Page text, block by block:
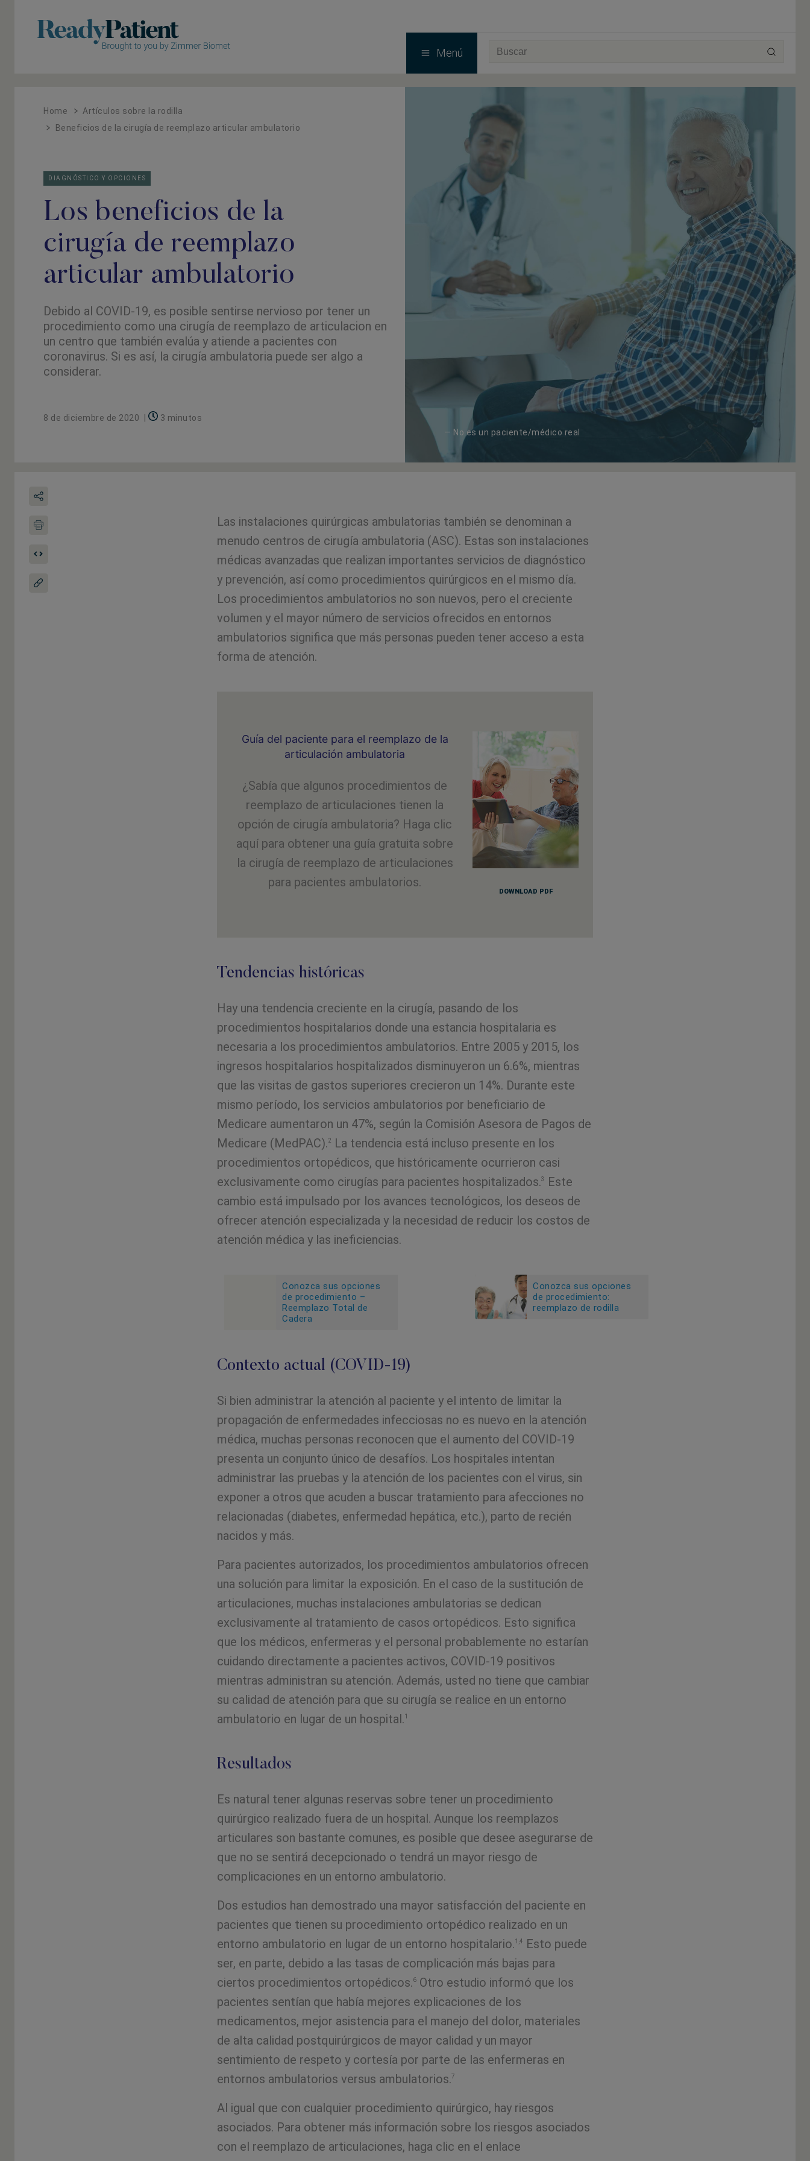
Un
Un
Menú
— No es un paciente/médico real
Home
Artículos sobre la rodilla
Beneficios de la cirugía de reemplazo articular ambulatorio
DIAGNÓSTICO Y OPCIONES
Los beneficios de la
cirugía de reemplazo
articular ambulatorio
Debido al COVID-19, es posible sentirse nervioso por tener un
procedimiento como una cirugía de reemplazo de articulacion en
un centro que también evalúa y atiende a pacientes con
coronavirus. Si es así, la cirugía ambulatoria puede ser algo a
considerar.
8 de diciembre de 2020 3 minutos
Las instalaciones quirúrgicas ambulatorias también se denominan a
menudo centros de cirugía ambulatoria (ASC). Estas son instalaciones
médicas avanzadas que realizan importantes servicios de diagnóstico
y prevención, así como procedimientos quirúrgicos en el mismo día.
Los procedimientos ambulatorios no son nuevos, pero el creciente
volumen y el mayor número de servicios ofrecidos en entornos
ambulatorios significa que más personas pueden tener acceso a esta
forma de atención.
Guía del paciente para el reemplazo de la
articulación ambulatoria
¿Sabía que algunos procedimientos de
reemplazo de articulaciones tienen la
opción de cirugía ambulatoria? Haga clic
aquí para obtener una guía gratuita sobre
la cirugía de reemplazo de articulaciones
para pacientes ambulatorios.
DOWNLOAD PDF
Tendencias históricas
Hay una tendencia creciente en la cirugía, pasando de los
procedimientos hospitalarios donde una estancia hospitalaria es
necesaria a los procedimientos ambulatorios. Entre 2005 y 2015, los
ingresos hospitalarios hospitalizados disminuyeron un 6.6%, mientras
que las visitas de gastos superiores crecieron un 14%. Durante este
mismo período, los servicios ambulatorios por beneficiario de
Medicare aumentaron un 47%, según la Comisión Asesora de Pagos de
Medicare (MedPAC).2
La tendencia está incluso presente en los
procedimientos ortopédicos, que históricamente ocurrieron casi
exclusivamente como cirugías para pacientes hospitalizados.3
Este
cambio está impulsado por los avances tecnológicos, los deseos de
ofrecer atención especializada y la necesidad de reducir los costos de
atención médica y las ineficiencias.
Conozca sus opciones
de procedimiento –
Reemplazo Total de
Cadera
Conozca sus opciones
de procedimiento:
reemplazo de rodilla
Contexto actual (COVID-19)
Si bien administrar la atención al paciente y el intento de limitar la
propagación de enfermedades infecciosas no es nuevo en la atención
médica, muchas personas reconocen que el aumento del COVID-19
presenta un conjunto único de desafíos. Los hospitales intentan
administrar las pruebas y la atención de los pacientes con el virus, sin
exponer a otros que acuden a buscar tratamiento para afecciones no
relacionadas (diabetes, enfermedad hepática, etc.), parto de recién
nacidos y más.
Para pacientes autorizados, los procedimientos ambulatorios ofrecen
una solución para limitar la exposición. En el caso de la sustitución de
articulaciones, muchas instalaciones ambulatorias se dedican
exclusivamente al tratamiento de casos ortopédicos. Esto significa
que los médicos, enfermeras y el personal probablemente no estarían
cuidando directamente a pacientes activos, COVID-19 positivos
mientras administran su atención. Además, usted no tiene que cambiar
su calidad de atención para que su cirugía se realice en un entorno
ambulatorio en lugar de un hospital.1
Resultados
Es natural tener algunas reservas sobre tener un procedimiento
quirúrgico realizado fuera de un hospital. Aunque los reemplazos
articulares son bastante comunes, es posible que desee asegurarse de
que no se sentirá decepcionado o tendrá un mayor riesgo de
complicaciones en un entorno ambulatorio.
Dos estudios han demostrado una mayor satisfacción del paciente en
pacientes que tienen su procedimiento ortopédico realizado en un
entorno ambulatorio en lugar de un entorno hospitalario.1,4
Esto puede
ser, en parte, debido a las tasas de complicación más bajas para
ciertos procedimientos ortopédicos.6 Otro estudio informó que los
pacientes sentían que había mejores explicaciones de los
medicamentos, mejor asistencia para el manejo del dolor, materiales
de alta calidad postquirúrgicos de mayor calidad y un mayor
sentimiento de respeto y cortesía por parte de las enfermeras en
entornos ambulatorios versus ambulatorios.7
Al igual que con cualquier procedimiento quirúrgico, hay riesgos
asociados. Para obtener más información sobre los riesgos asociados
con el reemplazo de articulaciones, haga clic en el enlace